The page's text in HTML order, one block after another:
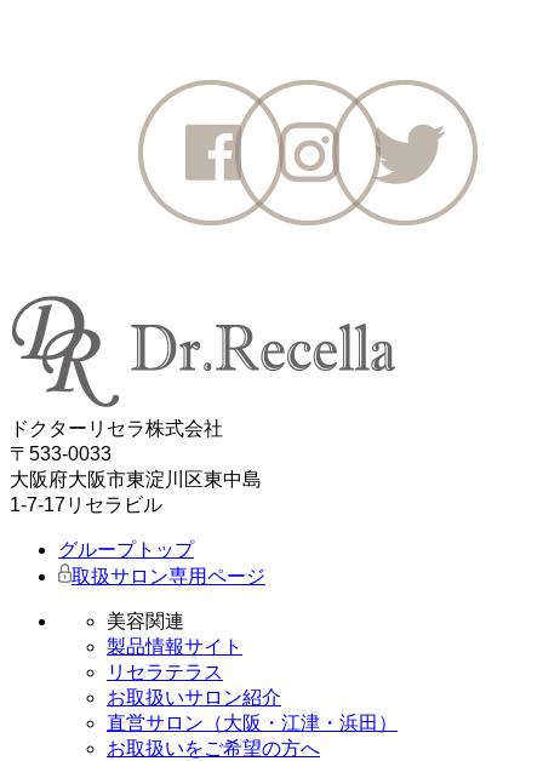
ドクターリセラ株式会社
〒533-0033
大阪府大阪市東淀川区東中島
1-7-17リセラビル
グループトップ
取扱サロン専用ページ
美容関連
製品情報サイト
リセラテラス
お取扱いサロン紹介
直営サロン（大阪・江津・浜田）
お取扱いをご希望の方へ